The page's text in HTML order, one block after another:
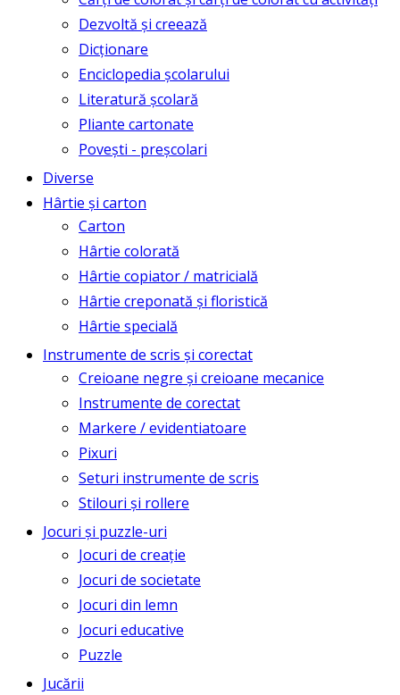
Dezvoltă și creează
Dicționare
Enciclopedia școlarului
Literatură școlară
Pliante cartonate
Povești - preșcolari
Diverse
Hârtie și carton
Carton
Hârtie colorată
Hârtie copiator / matricială
Hârtie creponată și floristică
Hârtie specială
Instrumente de scris și corectat
Creioane negre și creioane mecanice
Instrumente de corectat
Markere / evidentiatoare
Pixuri
Seturi instrumente de scris
Stilouri și rollere
Jocuri și puzzle-uri
Jocuri de creație
Jocuri de societate
Jocuri din lemn
Jocuri educative
Puzzle
Jucării